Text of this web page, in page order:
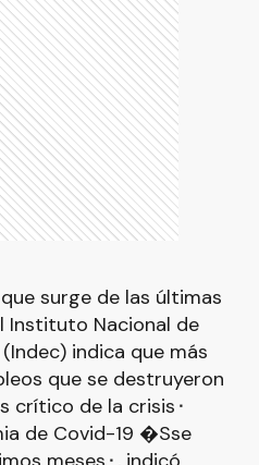
surge de las últimas
Instituto Nacional de
indica que más
que se destruyeron
crítico de la crisis⬝
de Covid-19 �Sse